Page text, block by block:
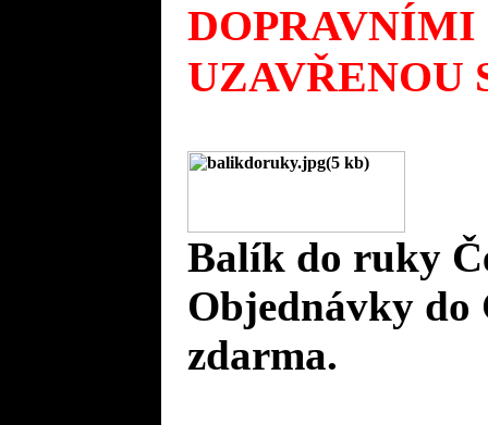
UZAVŘENOU
Balík do ruky
Objednávky do
zdarma.